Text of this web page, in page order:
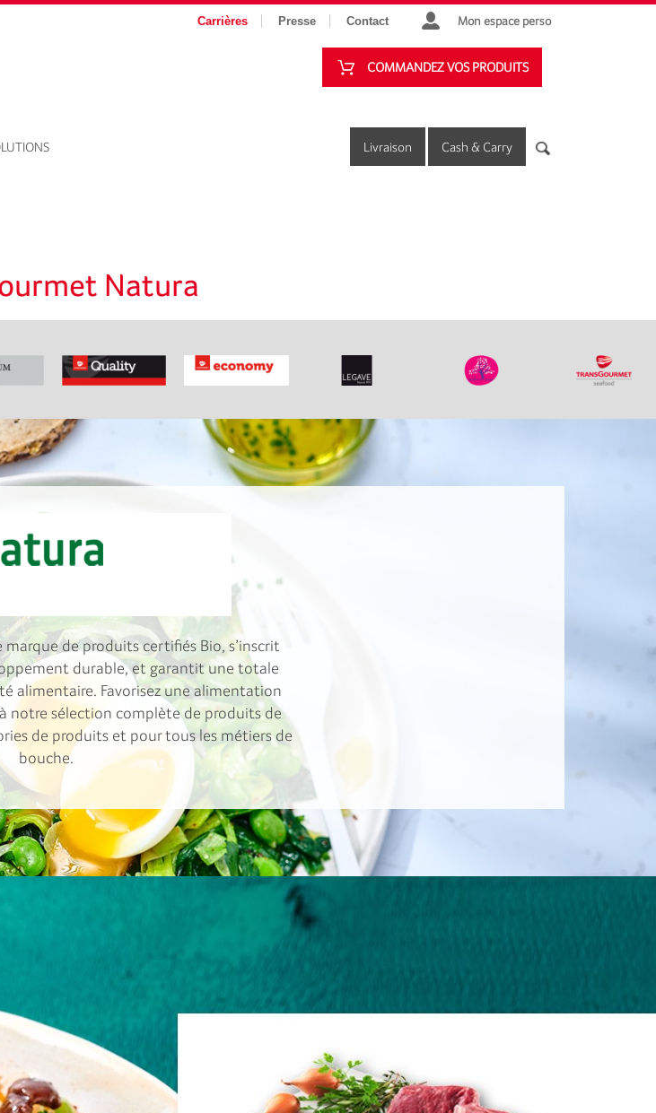
Carrières Presse Contact Mon espace perso
COMMANDEZ VOS PRODUITS
Livraison Cash & Carry
Natura
de produits certifiés Bio, s’inscrit
durable, et garantit une totale
alimentaire. Favorisez une alimentation
notre sélection complète de produits de
de produits et pour tous les métiers de
bouche.